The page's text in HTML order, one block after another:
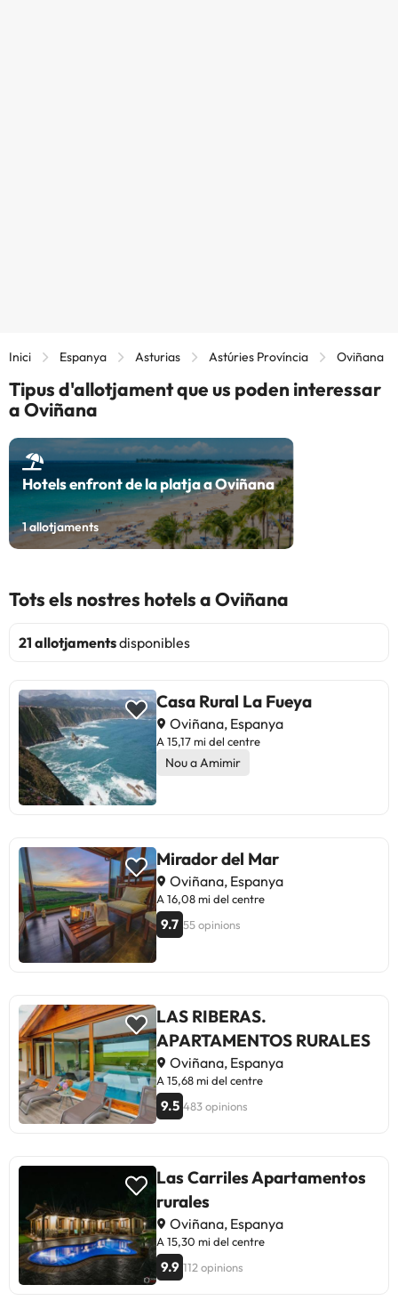
Inici Espanya Asturias Astúries Província Oviñana
Tipus d'allotjament que us poden interessar
a Oviñana
Hotels enfront de la platja a Oviñana
1allotjaments
Tots els nostres hotels a Oviñana
21 allotjamentsdisponibles
Casa Rural La Fueya
Oviñana, Espanya
A 15,17 mi del centre
Nou a Amimir
Mirador del Mar
Oviñana, Espanya
A 16,08 mi del centre
9.7 55 opinions
LAS RIBERAS.
APARTAMENTOS RURALES
Oviñana, Espanya
A 15,68 mi del centre
9.5 483 opinions
Las Carriles Apartamentos
rurales
Oviñana, Espanya
A 15,30 mi del centre
9.9 112 opinions